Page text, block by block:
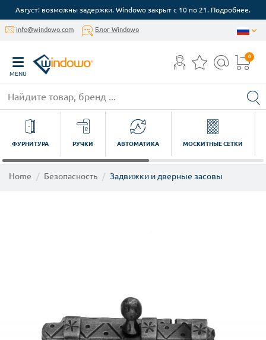
Август: возможны задержки. Windowo закрыт с 10 по 21. Подробнее.
info@windowo.com Блог Windowo
MENU
0
ФУРНИТУРА РУЧКИ АВТОМАТИКА МОСКИТНЫЕ СЕТКИ
Home Безопасность Задвижки и дверные засовы